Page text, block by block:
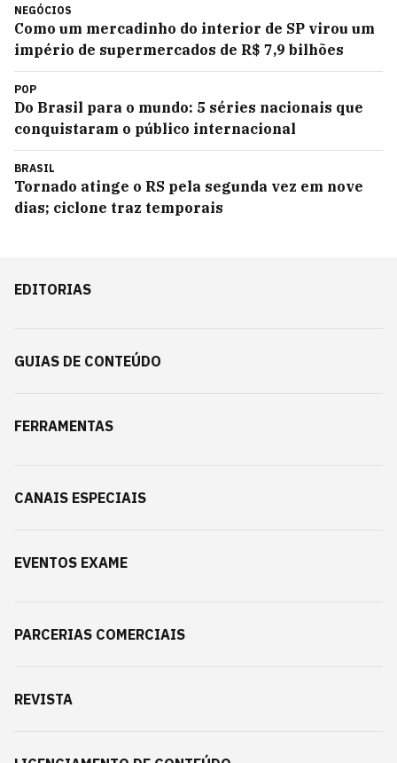
NEGÓCIOS
Como um mercadinho do interior de SP virou um
império de supermercados de R$ 7,9 bilhões
POP
Do Brasil para o mundo: 5 séries nacionais que
conquistaram o público internacional
BRASIL
Tornado atinge o RS pela segunda vez em nove
dias; ciclone traz temporais
EDITORIAS
GUIAS DE CONTEÚDO
FERRAMENTAS
CANAIS ESPECIAIS
EVENTOS EXAME
PARCERIAS COMERCIAIS
REVISTA